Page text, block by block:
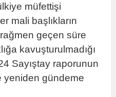
müfettişi
mali başlıkların
geçen süre
kavuşturulmadığı
Sayıştay raporunun
yeniden gündeme